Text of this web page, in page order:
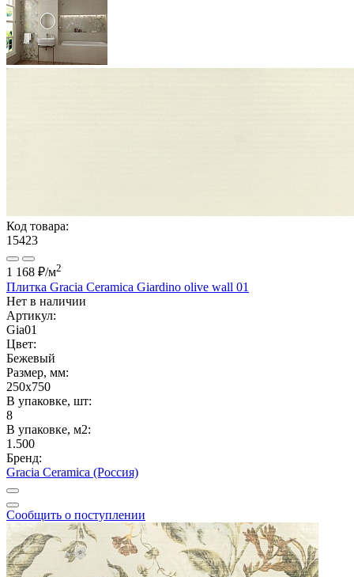
Код товара:
15423
1 168 ₽/м2
Плитка Gracia Ceramica Giardino olive wall 01
Нет в наличии
Артикул:
Gia01
Цвет:
Бежевый
Размер, мм:
250x750
В упаковке, шт:
8
В упаковке, м2:
1.500
Бренд:
Gracia Ceramica (Россия)
Сообщить о поступлении